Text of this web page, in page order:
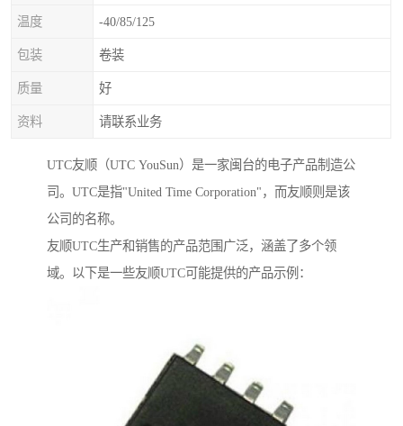
温度 -40/85/125
包装 卷装
质量 好
资料 请联系业务
UTC友顺（UTC YouSun）是一家闽台的电子产品制造公
司。UTC是指"United Time Corporation"，而友顺则是该
公司的名称。
友顺UTC生产和销售的产品范围广泛，涵盖了多个领
域。以下是一些友顺UTC可能提供的产品示例：